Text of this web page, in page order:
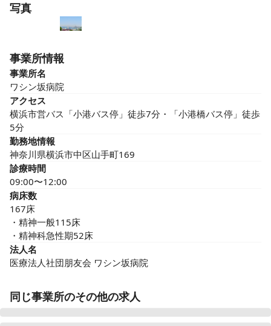
写真
事業所情報
事業所名
ワシン坂病院
アクセス
横浜市営バス「小港バス停」徒歩7分・「小港橋バス停」徒歩
5分
勤務地情報
神奈川県横浜市中区山手町169
診療時間
09:00〜12:00
病床数
167床
・精神一般115床
・精神科急性期52床
法人名
医療法人社団朋友会 ワシン坂病院
同じ事業所のその他の求人